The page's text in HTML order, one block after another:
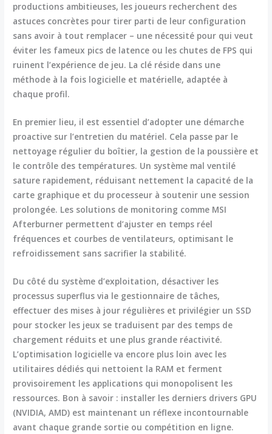
productions ambitieuses, les joueurs recherchent des
astuces concrètes pour tirer parti de leur configuration
sans avoir à tout remplacer – une nécessité pour qui veut
éviter les fameux pics de latence ou les chutes de FPS qui
ruinent l’expérience de jeu. La clé réside dans une
méthode à la fois logicielle et matérielle, adaptée à
chaque profil.
En premier lieu, il est essentiel d’adopter une démarche
proactive sur l’entretien du matériel. Cela passe par le
nettoyage régulier du boîtier, la gestion de la poussière et
le contrôle des températures. Un système mal ventilé
sature rapidement, réduisant nettement la capacité de la
carte graphique et du processeur à soutenir une session
prolongée. Les solutions de monitoring comme MSI
Afterburner permettent d’ajuster en temps réel
fréquences et courbes de ventilateurs, optimisant le
refroidissement sans sacrifier la stabilité.
Du côté du système d’exploitation, désactiver les
processus superflus via le gestionnaire de tâches,
effectuer des mises à jour régulières et privilégier un SSD
pour stocker les jeux se traduisent par des temps de
chargement réduits et une plus grande réactivité.
L’optimisation logicielle va encore plus loin avec les
utilitaires dédiés qui nettoient la RAM et ferment
provisoirement les applications qui monopolisent les
ressources. Bon à savoir : installer les derniers drivers GPU
(NVIDIA, AMD) est maintenant un réflexe incontournable
avant chaque grande sortie ou compétition en ligne.